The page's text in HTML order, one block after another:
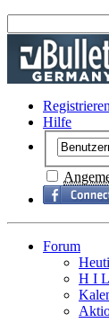
Registrieren
Hilfe
Forum
H I